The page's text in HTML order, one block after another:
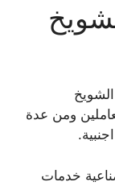
ومن عدة
خدمات